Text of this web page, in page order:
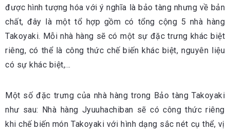
được hình tượng hóa với ý nghĩa là bảo tàng nhưng về bản
chất, đây là một tổ hợp gồm có tổng cộng 5 nhà hàng
Takoyaki. Mỗi nhà hàng sẽ có một sự đặc trưng khác biệt
riêng, có thể là công thức chế biến khác biệt, nguyên liệu
có sự khác biệt,…
Một số đặc trưng của nhà hàng trong Bảo tàng Takoyaki
như sau: Nhà hàng Jyuuhachiban sẽ có công thức riêng
khi chế biến món Takoyaki với hình dạng sắc nét cụ thể, vị